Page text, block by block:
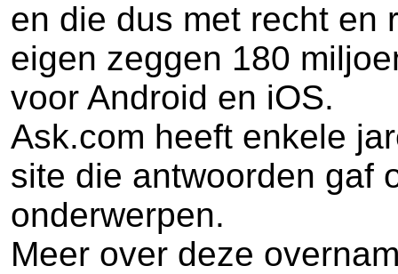
en die dus met recht en
eigen zeggen 180
voor Android en iOS.
Ask.com heeft enkele
site die antwoorden gaf
onderwerpen.
Meer over deze